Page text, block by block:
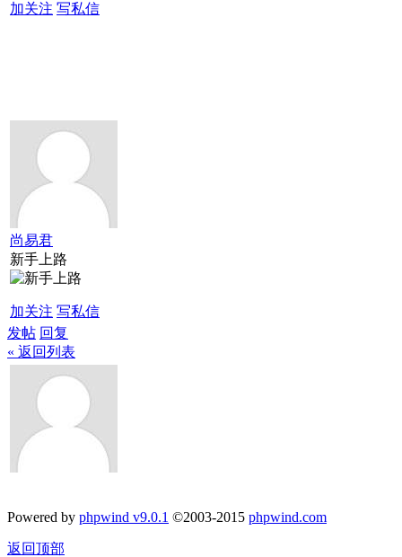
加关注 写私信
尚易君
新手上路
加关注 写私信
发帖 回复
« 返回列表
Powered by phpwind v9.0.1 ©2003-2015 phpwind.com
返回顶部